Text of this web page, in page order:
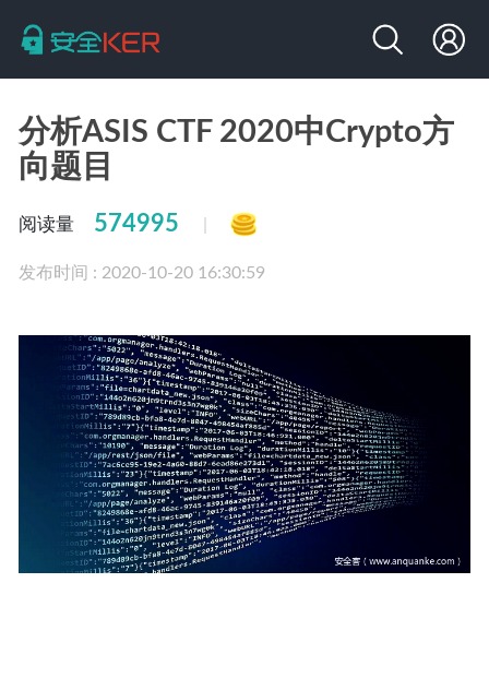
分析ASIS CTF 2020中Crypto方
向题目
阅读量 574995
发布时间 : 2020-10-20 16:30:59